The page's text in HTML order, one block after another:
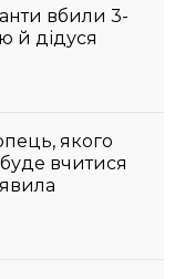
вбили 3-
й дідуся
якого
вчитися